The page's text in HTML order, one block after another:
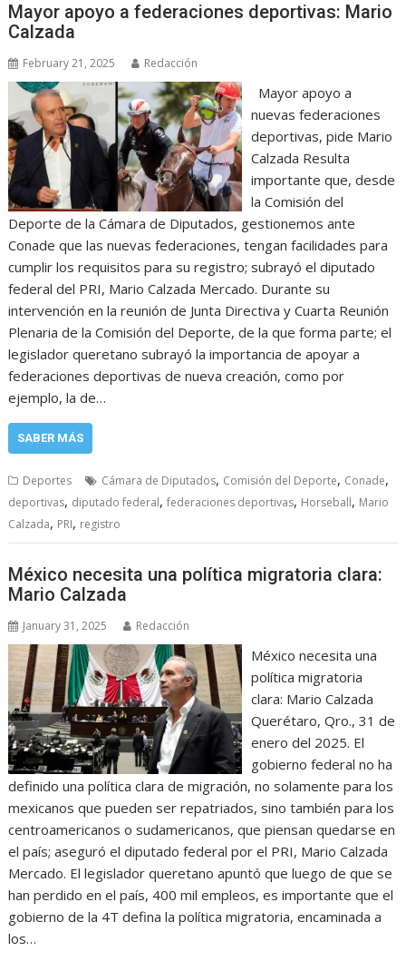
Mayor apoyo a federaciones deportivas: Mario
Calzada
February 21, 2025 Redacción
Mayor apoyo a
nuevas federaciones
deportivas, pide Mario
Calzada Resulta
importante que, desde
la Comisión del
Deporte de la Cámara de Diputados, gestionemos ante
Conade que las nuevas federaciones, tengan facilidades para
cumplir los requisitos para su registro; subrayó el diputado
federal del PRI, Mario Calzada Mercado. Durante su
intervención en la reunión de Junta Directiva y Cuarta Reunión
Plenaria de la Comisión del Deporte, de la que forma parte; el
legislador queretano subrayó la importancia de apoyar a
federaciones deportivas de nueva creación, como por
ejemplo, la de…
SABER MÁS
Deportes Cámara de Diputados, Comisión del Deporte, Conade,
deportivas, diputado federal,federaciones deportivas, Horseball, Mario
Calzada, PRI, registro
México necesita una política migratoria clara:
Mario Calzada
January 31, 2025 Redacción
México necesita una
política migratoria
clara: Mario Calzada
Querétaro, Qro., 31 de
enero del 2025. El
gobierno federal no ha
definido una política clara de migración, no solamente para los
mexicanos que pueden ser repatriados, sino también para los
centroamericanos o sudamericanos, que piensan quedarse en
el país; aseguró el diputado federal por el PRI, Mario Calzada
Mercado. El legislador queretano apuntó que luego de que se
han perdido en el país, 400 mil empleos, es importante que el
gobierno de la 4T defina la política migratoria, encaminada a
los…